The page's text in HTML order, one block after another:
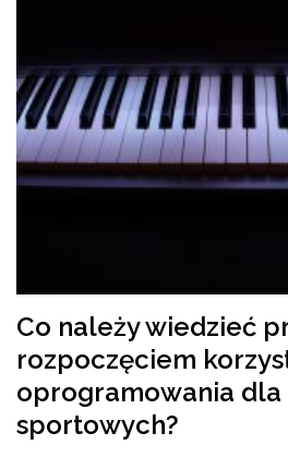
Co należy wiedzieć
rozpoczęciem
oprogramowania
sportowych?